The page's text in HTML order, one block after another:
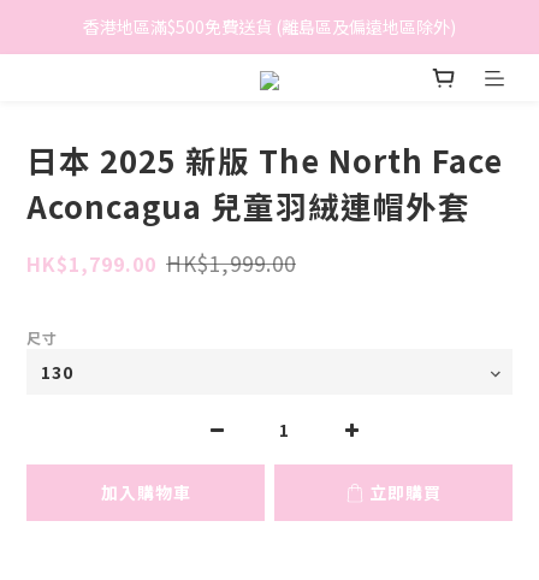
香港地區滿$500免費送貨 (離島區及偏遠地區除外)
香港地區滿$500免費送貨 (離島區及偏遠地區除外)
BreeziB 會員享有額外折扣及積分優惠
日本 2025 新版 The North Face
Aconcagua 兒童羽絨連帽外套
HK$1,799.00 HK$1,999.00
尺寸
加入購物車 立即購買